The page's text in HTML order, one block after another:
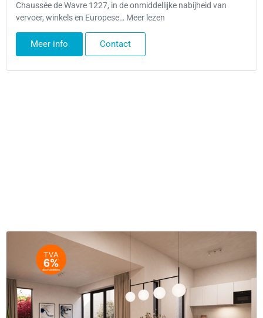
Chaussée de Wavre 1227, in de onmiddellijke nabijheid van
vervoer, winkels en Europese… Meer lezen
Meer info Contact